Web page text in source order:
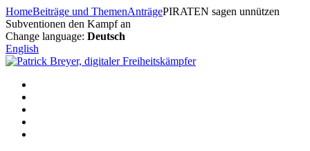
Zum
Inhalt
springen
HomeBeiträge und ThemenAnträgePIRATEN sagen unnützen
Subventionen den Kampf an
Change language: Deutsch
English